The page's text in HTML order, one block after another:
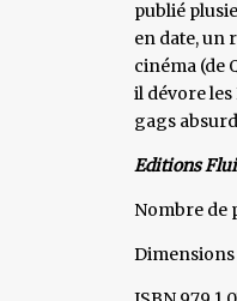
publié
en date, un
cinéma (de
il dévore
gags
Editions
Nombre de
Dimensions